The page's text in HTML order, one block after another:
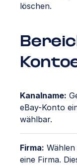
löschen.
Kanalname:
eBay-Konto
wählbar.
Firma:
eine Firma.